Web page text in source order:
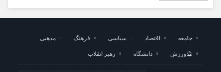
جامعه اقتصاد سیاسی فرهنگ مذهبی
🔮ورزش دانشگاه رهبر انقلاب